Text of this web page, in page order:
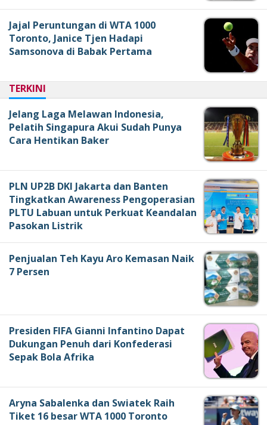
Jajal Peruntungan di WTA 1000
Toronto, Janice Tjen Hadapi
Samsonova di Babak Pertama
TERKINI
Jelang Laga Melawan Indonesia,
Pelatih Singapura Akui Sudah Punya
Cara Hentikan Baker
PLN UP2B DKI Jakarta dan Banten
Tingkatkan Awareness Pengoperasian
PLTU Labuan untuk Perkuat Keandalan
Pasokan Listrik
Penjualan Teh Kayu Aro Kemasan Naik
7 Persen
Presiden FIFA Gianni Infantino Dapat
Dukungan Penuh dari Konfederasi
Sepak Bola Afrika
Aryna Sabalenka dan Swiatek Raih
Tiket 16 besar WTA 1000 Toronto